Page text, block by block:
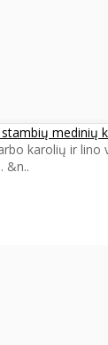
medinių
karolių ir lino
&n..